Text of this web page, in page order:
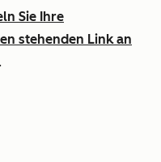
Sie Ihre
stehenden Link an
.